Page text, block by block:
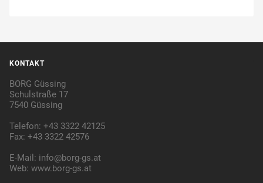
KONTAKT
BORG Güssing
Schulstraße 17
7540 Güssing
Telefon: +43 3322 42125
Fax: +43 3322 42576
E-Mail: info@borg-gs.at
Web:www.borg-gs.at